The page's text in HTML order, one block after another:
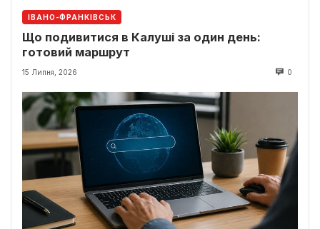
ІВАНО-ФРАНКІВСЬК
Що подивитися в Калуші за один день:
готовий маршрут
15 Липня, 2026 0